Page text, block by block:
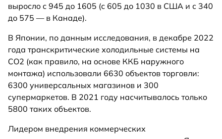
выросло с 945 до 1605 (c 605 до 1030 в США и с 340
до 575 — в Канаде).
В Японии, по данным исследования, в декабре 2022
года транскритические холодильные системы на
CO2 (как правило, на основе ККБ наружного
монтажа) использовали 6630 объектов торговли:
6300 универсальных магазинов и 300
супермаркетов. В 2021 году насчитывалось только
5800 таких объектов.
Лидером внедрения коммерческих